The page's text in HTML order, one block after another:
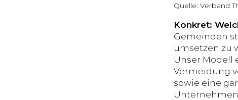
Quelle: Verband
Konkret:
Gemeinden
umsetzen zu
Unser Modell
Vermeidung
sowie eine